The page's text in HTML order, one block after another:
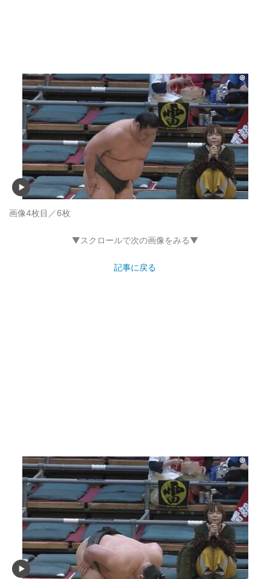
画像4枚目／6枚
▼スクロールで次の画像をみる▼
記事に戻る